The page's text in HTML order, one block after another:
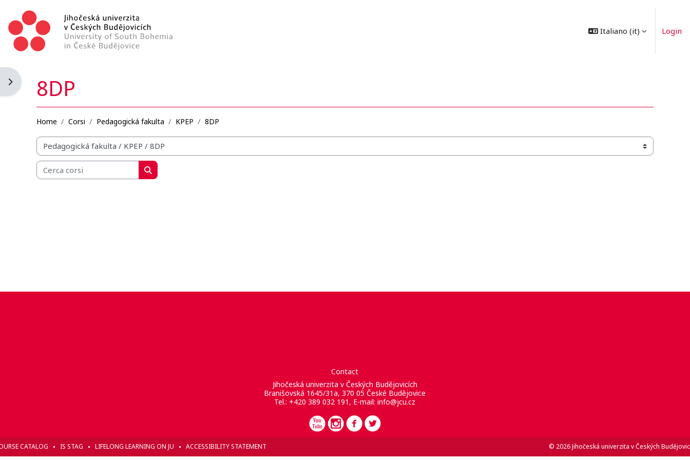
Italiano ‎(it)‎ Login
Apri il cassetto del blocco
8DP
Home Corsi Pedagogická fakulta KPEP 8DP
Categorie di corso
Cerca corsi
Cerca corsi
Contact
Jihočeská univerzita v Českých Budějovicích
Branišovská 1645/31a, 370 05 České Budějovice
Tel.: +420 389 032 191, E-mail: info@jcu.cz
CATALOG IS STAG LIFELONG LEARNING ON JU ACCESSIBILITY STATEMENT © 2026 Jihočeská univerzita v Českých